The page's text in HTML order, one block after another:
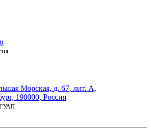
Морская, д. 67, лит. А,
190000, Россия
ГУАП